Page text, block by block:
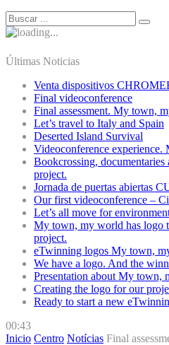
Últimas Noticias
Venta dispositivos
Final videoconference
Final assessment. My town,
Let’s travel to Italy and Spain
Deserted Island Survival
Videoconference
Bookcrossing,
project.
Jornada de puertas abiertas
Our first videoconference –
Let’s all move for
My town, my world has logo
project.
eTwinning logos My town,
We have a logo. And the
Presentation about My town,
Creating the logo for our
Ready to start a new
00:43
Inicio Centro Notícias Final